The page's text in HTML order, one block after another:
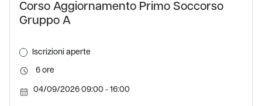
Corso Aggiornamento Primo Soccorso
Gruppo A
Iscrizioni aperte
6
04/09/2026 09:00 - 16:00